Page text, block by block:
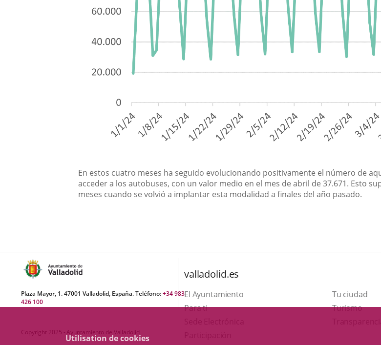
Utilisation de cookies
En estos cuatro meses ha seguido evolucionando positivamente el número de
acceder a los autobuses, con un valor medio en el mes de abril de 37.671. Esto
meses cuando se volvió a implantar esta modalidad a finales del año pasado.
Plaza Mayor, 1. 47001 Valladolid, España. Teléfono:+34 983
426 100
Copyright 2025 - Ayuntamiento de Valladolid
valladolid.es
El Ayuntamiento
Tu ciudad
Para ti
TurismoEste